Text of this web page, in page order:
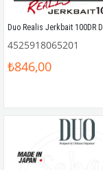
4525918065201
₺846,00